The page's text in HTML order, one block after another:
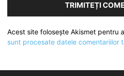
Acest site folosește Akismet pentru
sunt procesate datele comentariilor